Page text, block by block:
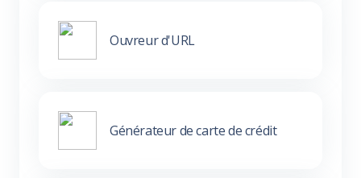
Ouvreur d'URL
Générateur de carte de crédit